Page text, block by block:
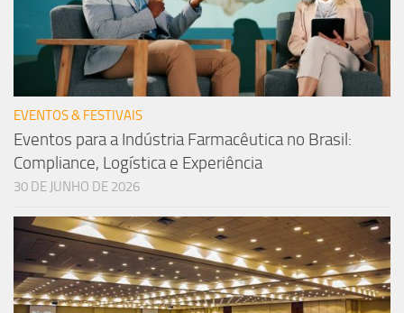
EVENTOS & FESTIVAIS
Eventos para a Indústria Farmacêutica no Brasil:
Compliance, Logística e Experiência
30 DE JUNHO DE 2026